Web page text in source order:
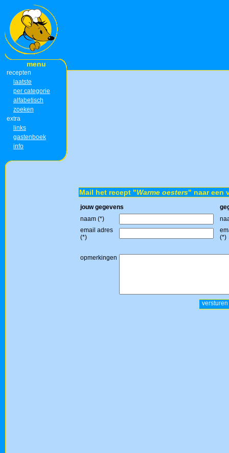
menu
recepten
laatste
per categorie
alfabetisch
zoeken
extra
links
gastenboek
info
Mail het recept "Warme oesters" naar een
jouw gegevens
naam (*)
email adres
(*)
(*)
opmerkingen